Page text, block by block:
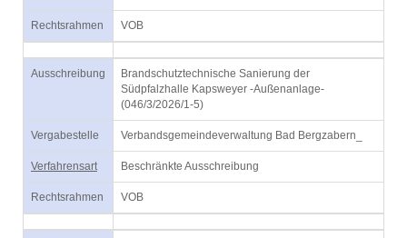
Rechtsrahmen VOB
Ausschreibung
Brandschutztechnische Sanierung der
Südpfalzhalle Kapsweyer -Außenanlage-
(046/3/2026/1-5)
Vergabestelle Verbandsgemeindeverwaltung Bad Bergzabern_
Verfahrensart Beschränkte Ausschreibung
Rechtsrahmen VOB